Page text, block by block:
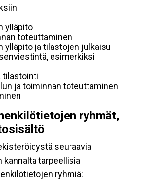
ylläpito
toteuttaminen
ylläpito ja tilastojen julkaisu
esimerkiksi
tilastointi
ja toiminnan toteuttaminen
ryhmät,
seuraavia
kannalta tarpeellisia
ryhmiä: